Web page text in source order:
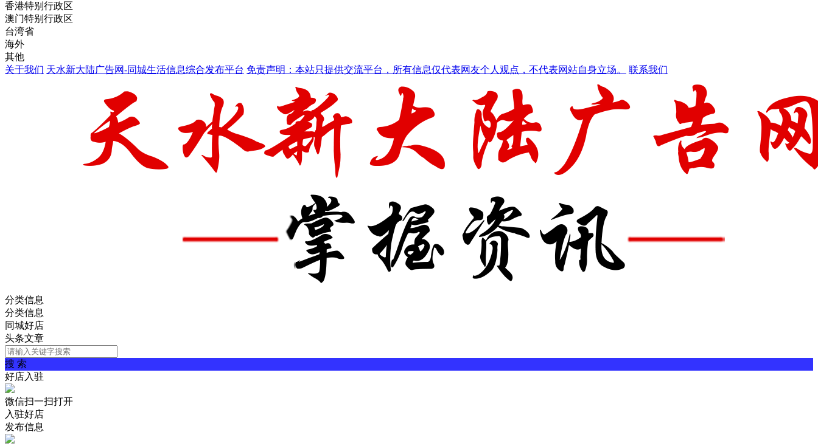
香港特别行政区
澳门特别行政区
台湾省
海外
其他
关于我们 天水新大陆广告网-同城生活信息综合发布平台 免责声明：本站只提供交流平台，所有信息仅代表网友个人观点，不代表网站自身立场。 联系我们
分类信息
分类信息
同城好店
头条文章
搜 索
好店入驻
微信扫一扫打开
入驻好店
发布信息